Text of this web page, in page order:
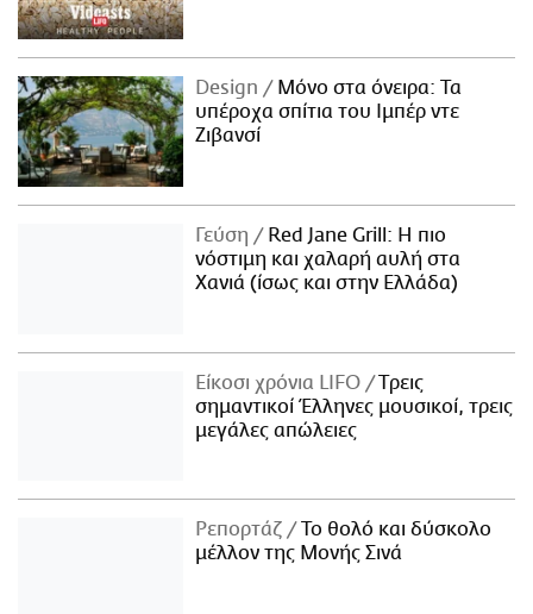
Design
Μόνο στα όνειρα: Τα
υπέροχα σπίτια του Ιμπέρ ντε
Ζιβανσί
Γεύση
Red Jane Grill: Η πιο
νόστιμη και χαλαρή αυλή στα
Χανιά (ίσως και στην Ελλάδα)
Είκοσι χρόνια LIFO
Tρεις
σημαντικοί Έλληνες μουσικοί, τρεις
μεγάλες απώλειες
Ρεπορτάζ
Το θολό και δύσκολο
μέλλον της Μονής Σινά